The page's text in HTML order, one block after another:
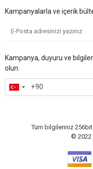
Kampanyalarla ve içerik
Kampanya, duyuru ve
olun.
Tüm bilgileriniz 256bit
© 2022